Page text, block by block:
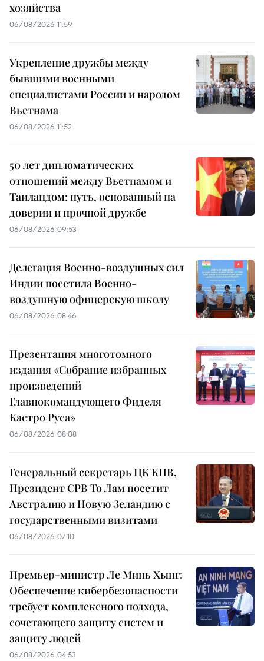
хозяйства
06/08/2026 11:59
Укрепление дружбы между
бывшими военными
специалистами России и народом
Вьетнама
06/08/2026 11:52
50 лет дипломатических
отношений между Вьетнамом и
Таиландом: путь, основанный на
доверии и прочной дружбе
06/08/2026 09:53
Делегация Военно-воздушных сил
Индии посетила Военно-
воздушную офицерскую школу
06/08/2026 08:46
Презентация многотомного
издания «Собрание избранных
произведений
Главнокомандующего Фиделя
Кастро Руса»
06/08/2026 08:08
Генеральный секретарь ЦК КПВ,
Президент СРВ То Лам посетит
Австралию и Новую Зеландию с
государственными визитами
06/08/2026 07:10
Премьер-министр Ле Минь Хынг:
Обеспечение кибербезопасности
требует комплексного подхода,
сочетающего защиту систем и
защиту людей
06/08/2026 04:53